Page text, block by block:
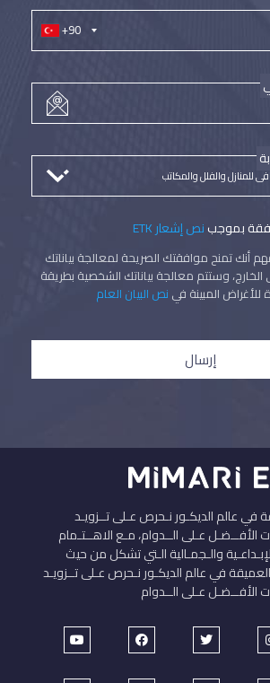
+90
بموجبنص إشعار ETK
أنك تمنح موافقتك الصريحة لمعالجة بياناتك
وستتم معالجة بياناتك الشخصية بطريقة
المبينة في نص البيان العام
إرسال
في عالم الديكـور نـحرص عـلى تــزويـد
الأفــضـل عـلى الــدوام، مـع الاهــتـمام
والـجمـالية الـتي تشكل من حيث
في عالم الديكـور نـحرص عـلى تــزويـد
الأفــضـل عـلى الــدوام